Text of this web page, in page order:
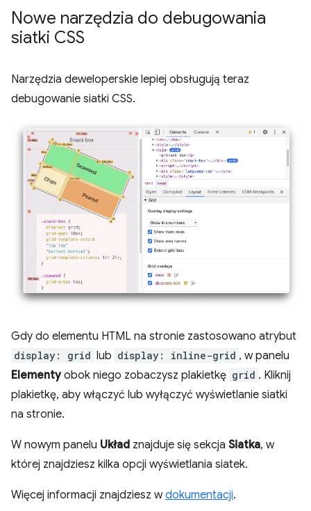
Nowe narzędzia do debugowania
siatki CSS
Narzędzia deweloperskie lepiej obsługują teraz
debugowanie siatki CSS.
Gdy do elementu HTML na stronie zastosowano atrybut
display: grid lub display: inline-grid , w panelu
Elementyobok niego zobaczysz plakietkę grid . Kliknij
plakietkę, aby włączyć lub wyłączyć wyświetlanie siatki
na stronie.
W nowym panelu Układ znajduje się sekcja Siatka, w
której znajdziesz kilka opcji wyświetlania siatek.
Więcej informacji znajdziesz wdokumentacji.